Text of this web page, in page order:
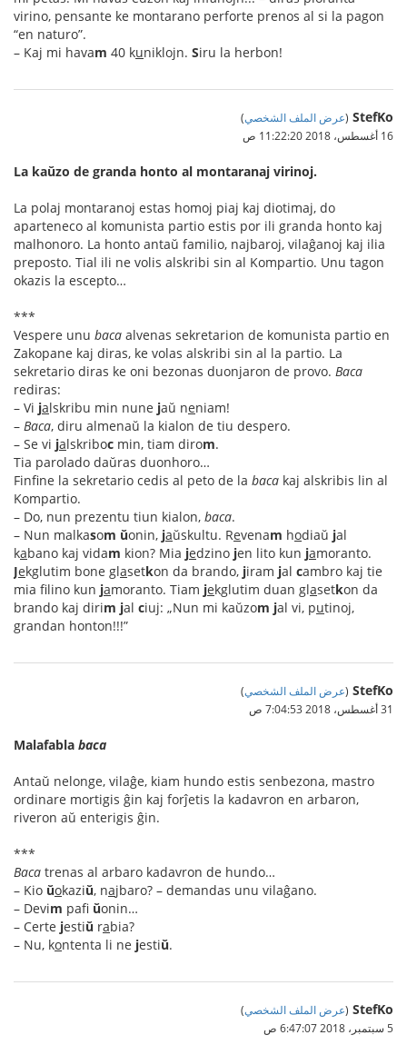
virino, pensante ke montarano perforte prenos al si la pagon
“en naturo”.
– Kaj mi havam 40 kuniklojn. Siru la herbon!
StefKo
(عرض الملف الشخصي)
16 أغسطس، 2018 11:22:20 ص
La kaŭzo de granda honto al montaranaj virinoj.
La polaj montaranoj estas homoj piaj kaj diotimaj, do
aparteneco al komunista partio estis por ili granda honto kaj
malhonoro. La honto antaŭ familio, najbaroj, vilaĝanoj kaj ilia
preposto. Tial ili ne volis alskribi sin al Kompartio. Unu tagon
okazis la escepto…
***
Vespere unu baca alvenas sekretarion de komunista partio en
Zakopane kaj diras, ke volas alskribi sin al la partio. La
sekretario diras ke oni bezonas duonjaron de provo. Baca
rediras:
– Vi jalskribu min nune jaŭ neniam!
– Baca, diru almenaŭ la kialon de tiu despero.
– Se vi jalskriboc min, tiam dirom.
Tia parolado daŭras duonhoro…
Finfine la sekretario cedis al peto de la baca kaj alskribis lin al
Kompartio.
– Do, nun prezentu tiun kialon, baca.
– Nun malkasom ŭonin, jaŭskultu. Revenam hodiaŭ jal
kabano kaj vidam kion? Mia jedzino jen lito kun jamoranto.
Jekglutim bone glasetkon da brando, jiram jal cambro kaj tie
mia flino kun jamoranto. Tiam jekglutim duan glasetkon da
brando kaj dirim jal ciuj: „Nun mi kaŭzom jal vi, putinoj,
grandan honton!!!”
StefKo
(عرض الملف الشخصي)
31 أغسطس، 2018 7:04:53 ص
Malafabla baca
Antaŭ nelonge, vilaĝe, kiam hundo estis senbezona, mastro
ordinare mortigis ĝin kaj forĵetis la kadavron en arbaron,
riveron aŭ enterigis ĝin.
***
Baca trenas al arbaro kadavron de hundo…
– Kio ŭokaziŭ, najbaro? – demandas unu vilaĝano.
– Devim pafi ŭonin…
– Certe jestiŭ rabia?
– Nu, kontenta li ne jestiŭ.
StefKo
(عرض الملف الشخصي)
5 سبتمبر، 2018 6:47:07 ص